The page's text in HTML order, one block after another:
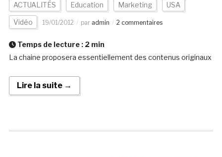
ACTUALITÉS Education Marketing USA
Vidéo 19/01/2012 par admin 2 commentaires
Temps de lecture : 2 min
La chaine proposera essentiellement des contenus originaux
Lire la suite →